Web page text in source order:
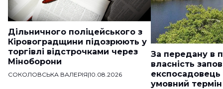
Дільничного поліцейського з
Кіровоградщини підозрюють у
торгівлі відстрочками через
Міноборони
СОКОЛОВСЬКА ВАЛЕРІЯ|10.08.2026
За передану в
власність
умовний термін